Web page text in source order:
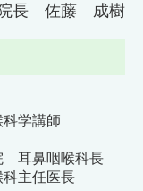
長 佐藤 成樹
学講師
耳鼻咽喉科長
主任医長